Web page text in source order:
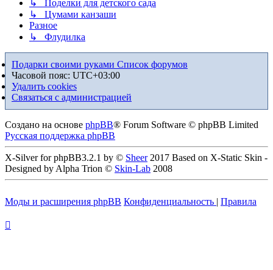
↳ Поделки для детского сада
↳ Цумами канзаши
Разное
↳ Флудилка
Подарки своими руками Список форумов
Часовой пояс: UTC+03:00
Удалить cookies
Связаться с администрацией
Создано на основе phpBB® Forum Software © phpBB Limited
Русская поддержка phpBB
X-Silver for phpBB3.2.1 by © Sheer2017 Based on X-Static Skin -
Designed by Alpha Trion © Skin-Lab 2008
Моды и расширения phpBB Конфиденциальность | Правила